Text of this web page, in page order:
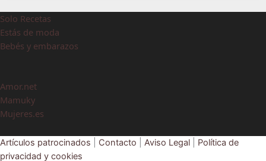
Solo Recetas
Estás de moda
Bebés y embarazos
Amor.net
Mamuky
Mujeres.es
Artículos patrocinados Contacto Aviso Legal
Política de
privacidad y cookies